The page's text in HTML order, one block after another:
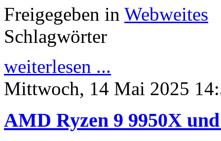
Freigegeben in Webweites
Schlagwörter
weiterlesen ...
Mittwoch, 14 Mai 2025
AMD Ryzen 9 9950X